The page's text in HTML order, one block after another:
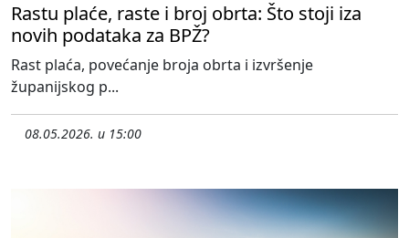
Rastu plaće, raste i broj obrta: Što stoji iza
novih podataka za BPŽ?
Rast plaća, povećanje broja obrta i izvršenje
županijskog p...
08.05.2026. u 15:00